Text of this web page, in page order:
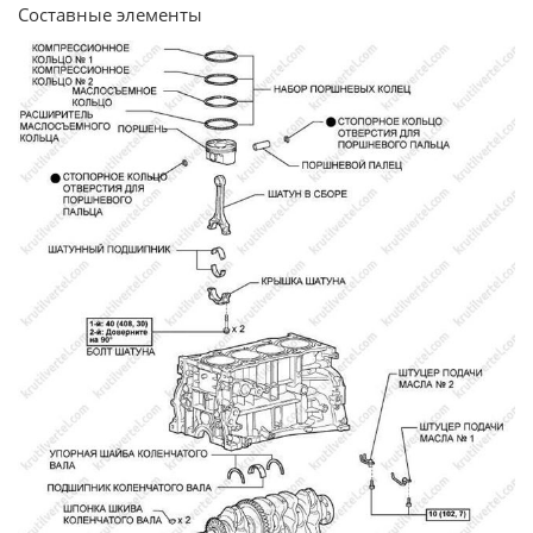
Составные элементы